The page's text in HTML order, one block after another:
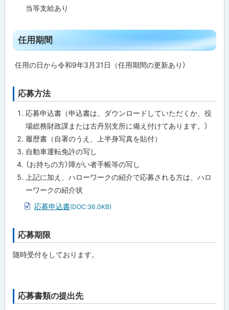
当等支給あり
ト
ッ
プ
戻
る
任用期間
任用の日から令和9年3月31日（任用期間の更新あり）
ト
プ
戻
る
応募方法
応募申込書（申込書は、ダウンロードしていただくか、役
場総務財政課または古丹別支所に備え付けてあります。）
履歴書（自署のうえ、上半身写真を貼付）
自動車運転免許の写し
（お持ちの方）障がい者手帳等の写し
上記に加え、ハローワークの紹介で応募される方は、ハロ
ーワークの紹介状
応募申込書(DOC:36.0KB)
ト
プ
る
応募期限
随時受付をしております。
ト応募書類の提出先